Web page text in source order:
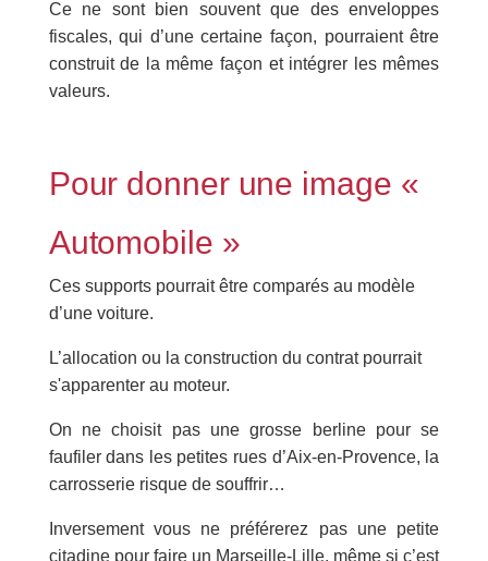
Ce ne sont bien souvent que des enveloppes
fiscales, qui d’une certaine façon, pourraient être
construit de la même façon et intégrer les mêmes
valeurs.
Pour donner une image «
Automobile »
Ces supports pourrait être comparés au modèle
d’une voiture.
L’allocation ou la construction du contrat pourrait
s'apparenter au moteur.
On ne choisit pas une grosse berline pour se
faufiler dans les petites rues d’Aix-en-Provence, la
carrosserie risque de souffrir…
Inversement vous ne préférerez pas une petite
citadine pour faire un Marseille-Lille, même si c’est